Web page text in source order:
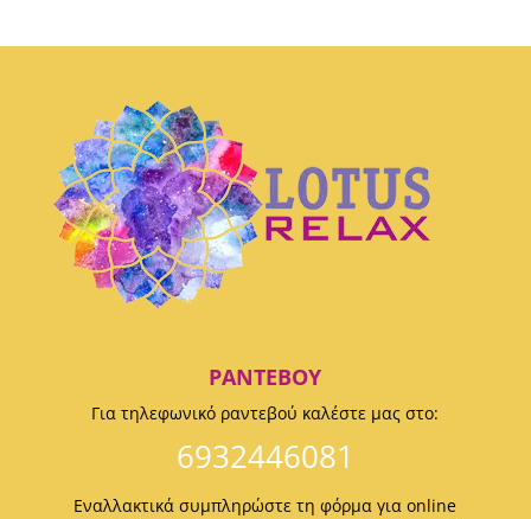
ΡΑΝΤΕΒΟΎ
Για τηλεφωνικό ραντεβού καλέστε μας στο:
6932446081
Εναλλακτικά συμπληρώστε τη φόρμα για online